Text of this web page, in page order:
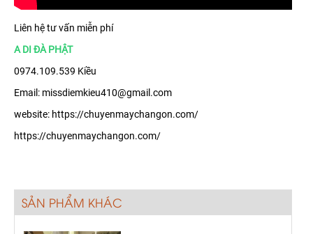
Liên hệ tư vấn miễn phí
A DI ĐÀ PHẬT
0974.109.539 Kiều
Email: missdiemkieu410@gmail.com
website: https://chuyenmaychangon.com/
https://chuyenmaychangon.com/
SẢN PHẨM KHÁC